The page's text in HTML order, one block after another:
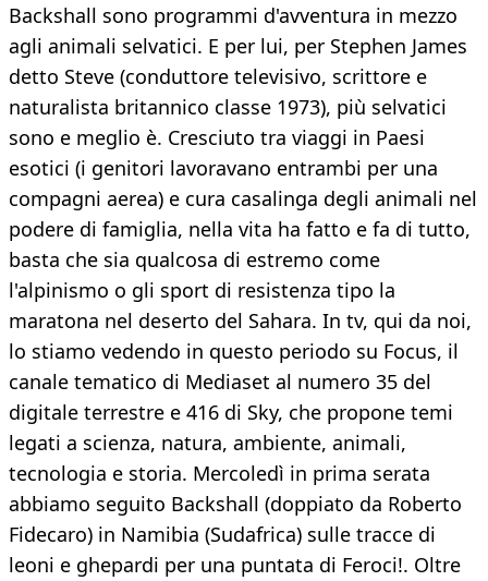
Backshall sono programmi d'avventura in mezzo
agli animali selvatici. E per lui, per Stephen James
detto Steve (conduttore televisivo, scrittore e
naturalista britannico classe 1973), più selvatici
sono e meglio è. Cresciuto tra viaggi in Paesi
esotici (i genitori lavoravano entrambi per una
compagni aerea) e cura casalinga degli animali nel
podere di famiglia, nella vita ha fatto e fa di tutto,
basta che sia qualcosa di estremo come
l'alpinismo o gli sport di resistenza tipo la
maratona nel deserto del Sahara. In tv, qui da noi,
lo stiamo vedendo in questo periodo su Focus, il
canale tematico di Mediaset al numero 35 del
digitale terrestre e 416 di Sky, che propone temi
legati a scienza, natura, ambiente, animali,
tecnologia e storia. Mercoledì in prima serata
abbiamo seguito Backshall (doppiato da Roberto
Fidecaro) in Namibia (Sudafrica) sulle tracce di
leoni e ghepardi per una puntata di Feroci!. Oltre